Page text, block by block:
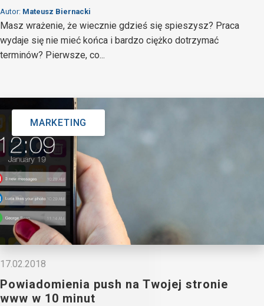
Autor: Mateusz Biernacki
Masz wrażenie, że wiecznie gdzieś się spieszysz? Praca
wydaje się nie mieć końca i bardzo ciężko dotrzymać
terminów? Pierwsze, co...
MARKETING
17.02.2018
Powiadomienia push na Twojej stronie
www w 10 minut